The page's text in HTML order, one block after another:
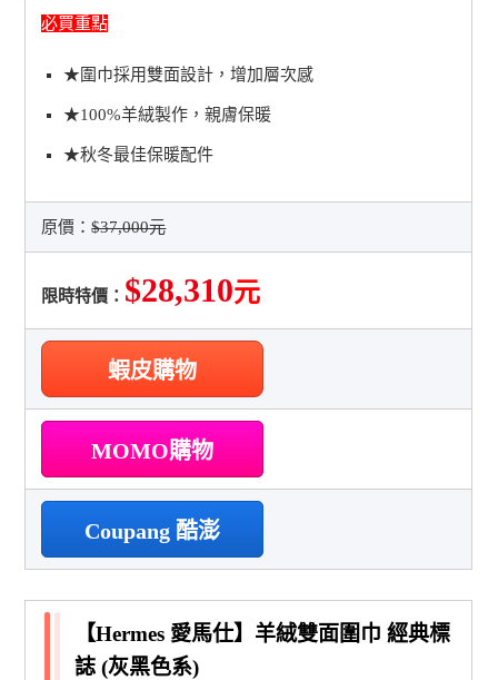
必買重點
★圍巾採用雙面設計，增加層次感
★100%羊絨製作，親膚保暖
★秋冬最佳保暖配件
原價：$37,000元
限時特價： $28,310元
蝦皮購物
MOMO購物
Coupang 酷澎
【Hermes 愛馬仕】羊絨雙面圍巾 經典標
誌 (灰黑色系)